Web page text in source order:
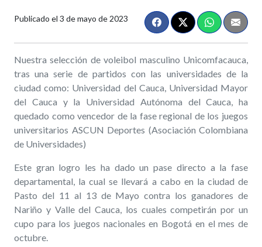
Publicado el 3 de mayo de 2023
Nuestra selección de voleibol masculino Unicomfacauca,
tras una serie de partidos con las universidades de la
ciudad como: Universidad del Cauca, Universidad Mayor
del Cauca y la Universidad Autónoma del Cauca, ha
quedado como vencedor de la fase regional de los juegos
universitarios ASCUN Deportes (Asociación Colombiana
de Universidades)
Este gran logro les ha dado un pase directo a la fase
departamental, la cual se llevará a cabo en la ciudad de
Pasto del 11 al 13 de Mayo contra los ganadores de
Nariño y Valle del Cauca, los cuales competirán por un
cupo para los juegos nacionales en Bogotá en el mes de
octubre.